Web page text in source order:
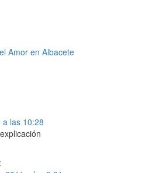
Amor en Albacete
las 10:28